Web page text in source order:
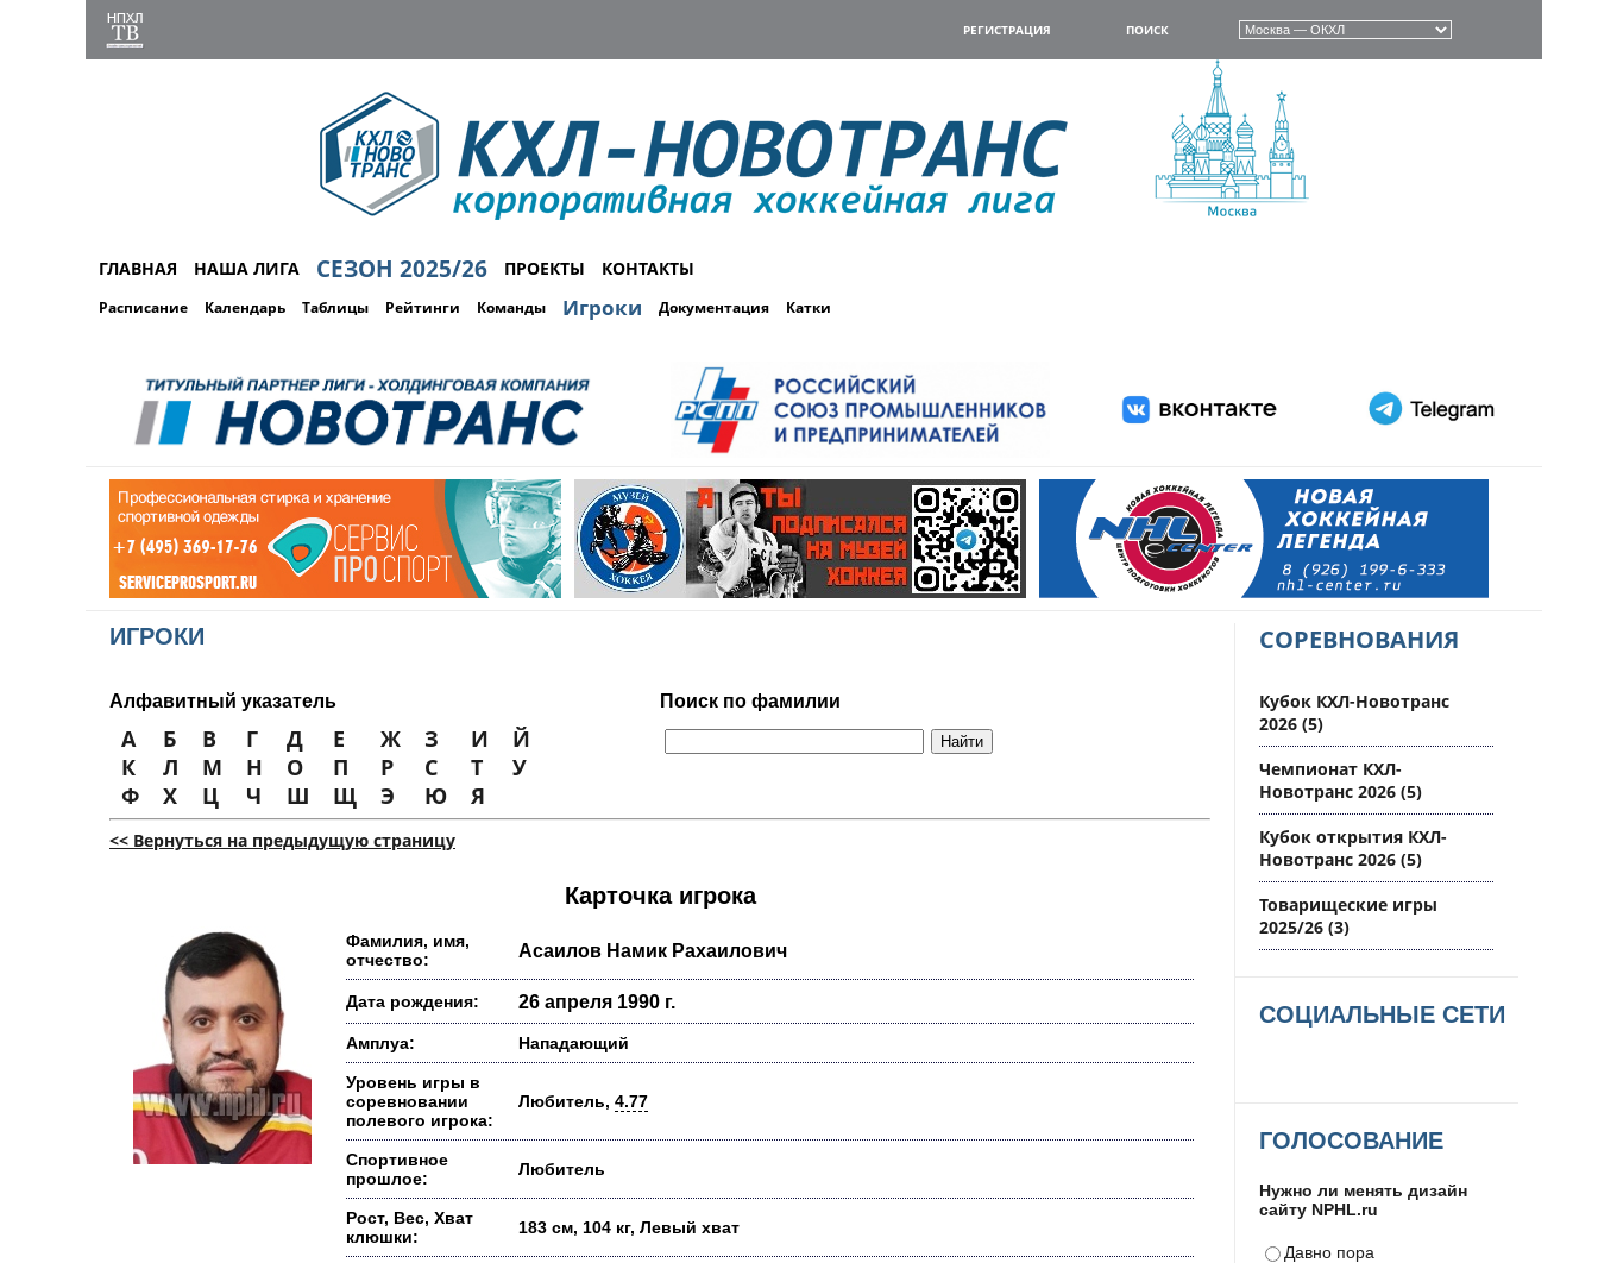
РЕГИСТРАЦИЯ ПОИСК
ГЛАВНАЯ НАША ЛИГА СЕЗОН 2025/26 ПРОЕКТЫ КОНТАКТЫ
Расписание Календарь Таблицы Рейтинги Команды Игроки Документация Катки
ИГРОКИ
Алфавитный указатель Поиск по фамилии
А Б В Г Д Е Ж З И
Й
К
Л М Н О П Р С Т
У
Ф
Х Ц Ч Ш Щ Э Ю Я
<< Вернуться на предыдущую страницу
Карточка игрока
Фамилия, имя,
отчество:
Асаилов Намик Рахаилович
Дата рождения: 26 апреля 1990 г.
Амплуа: Нападающий
Уровень игры в
соревновании
полевого игрока:
Любитель, 4.77
Спортивное
прошлое:
Любитель
Рост, Вес, Хват
клюшки:
183 см, 104 кг, Левый хват
СОРЕВНОВАНИЯ
Кубок КХЛ-Новотранс
2026 (5)
Чемпионат КХЛ-
Новотранс 2026 (5)
Кубок открытия КХЛ-
Новотранс 2026 (5)
Товарищеские игры
2025/26 (3)
СОЦИАЛЬНЫЕ СЕТИ
ГОЛОСОВАНИЕ
Нужно ли менять дизайн
сайту NPHL.ru
Давно пора